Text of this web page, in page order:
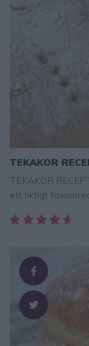
TEKAKOR
TEKAKOR
ett riktigt
gå att byta ut mot
bakskola på
beroende på